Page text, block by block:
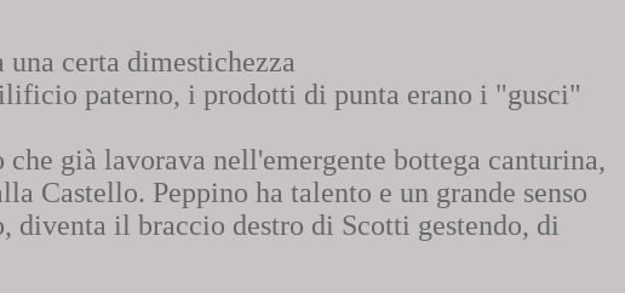
certa dimestichezza
paterno, i prodotti di punta erano i "gusci"
già lavorava nell'emergente bottega canturina,
Castello. Peppino ha talento e un grande senso
diventa il braccio destro di Scotti gestendo, di